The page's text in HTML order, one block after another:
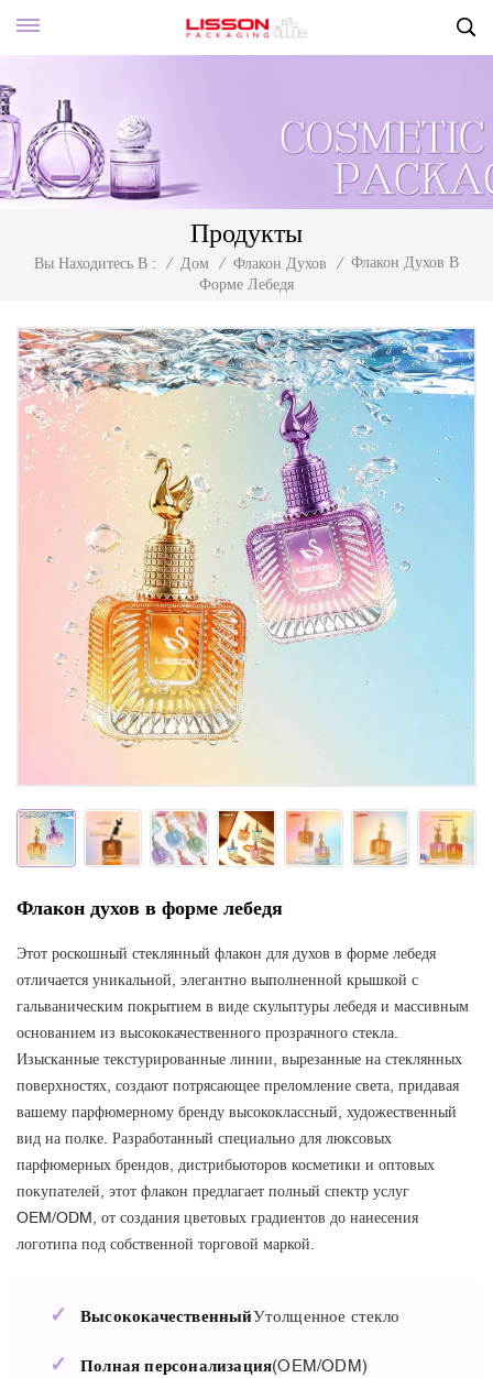
Продукты
Вы Находитесь В : / Дом / Флакон Духов / Флакон Духов В
Форме Лебедя
Флакон духов в форме лебедя
Этот роскошный стеклянный флакон для духов в форме лебедя
отличается уникальной, элегантно выполненной крышкой с
гальваническим покрытием в виде скульптуры лебедя и массивным
основанием из высококачественного прозрачного стекла.
Изысканные текстурированные линии, вырезанные на стеклянных
поверхностях, создают потрясающее преломление света, придавая
вашему парфюмерному бренду высококлассный, художественный
вид на полке. Разработанный специально для люксовых
парфюмерных брендов, дистрибьюторов косметики и оптовых
покупателей, этот флакон предлагает полный спектр услуг
OEM/ODM, от создания цветовых градиентов до нанесения
логотипа под собственной торговой маркой.
✓ ВысококачественныйУтолщенное стекло
✓ Полная персонализация(OEM/ODM)